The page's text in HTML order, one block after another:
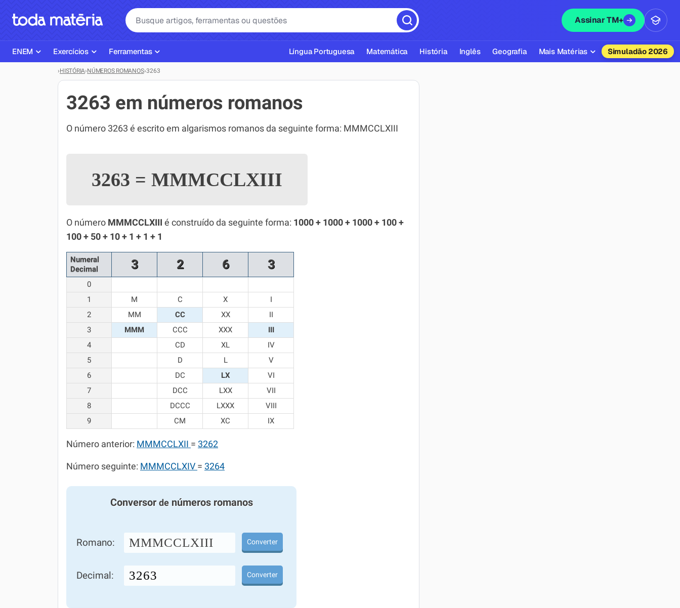
Assinar TM+
ENEM
Página Inicial ENEM
Plano de Estudos
Corretor de Redação
Exercícios
ENEM
Matemática
História
Química
Todos os Exercícios
Ferramentas
Ajudante de Dever de Casa
Corretor de Redação
Gerador Referências Bibliográficas ABNT
Língua Portuguesa Matemática História Inglês Geografia Mais Matérias Simuladão 2026
›HISTÓRIA›NÚMEROS ROMANOS›3263
3263 em números romanos
O número 3263 é escrito em algarismos romanos da seguinte forma: MMMCCLXIII
3263 = MMMCCLXIII
O número MMMCCLXIII é construído da seguinte forma: 1000 + 1000 + 1000 + 100 +
100 + 50 + 10 + 1 + 1 + 1
Numeral
Decimal
3 2 6 3
0
1
M C X
I
2
MM CC XX
II
3
MMM CCC XXX
III
4
CD XL
IV
5
D L
V
6
DC LX
VI
7
DCC LXX
VII
8
DCCC LXXX
VIII
9
CM XC IX
Número anterior: MMMCCLXII = 3262
Número seguinte: MMMCCLXIV = 3264
Conversor denúmeros romanos
Romano: MMMCCLXIII Converter
Decimal: Converter